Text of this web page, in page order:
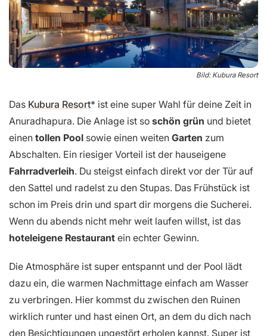
Bild: Kubura Resort
Das Kubura Resort ist eine super Wahl für deine Zeit in
Anuradhapura. Die Anlage ist so
schön grün
und bietet
einen
tollen Pool sowie einen weiten Garten
zum
Abschalten. Ein riesiger Vorteil ist der hauseigene
den Sattel und radelst zu den Stupas. Das Frühstück ist
schon im Preis drin und spart dir morgens die Sucherei.
Wenn du abends nicht mehr weit laufen willst, ist das
hoteleigene Restaurantein echter Gewinn.